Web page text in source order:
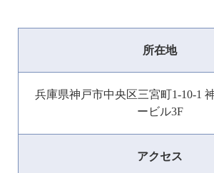
所在地
兵庫県神戸市中央区三宮町1-10-1
ービル3F
アクセス